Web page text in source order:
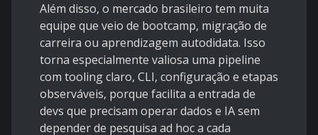
Além disso, o mercado brasileiro tem muita
equipe que veio de bootcamp, migração de
carreira ou aprendizagem autodidata. Isso
torna especialmente valiosa uma pipeline
com tooling claro, CLI, configuração e etapas
observáveis, porque facilita a entrada de
devs que precisam operar dados e IA sem
depender de pesquisa ad hoc a cada